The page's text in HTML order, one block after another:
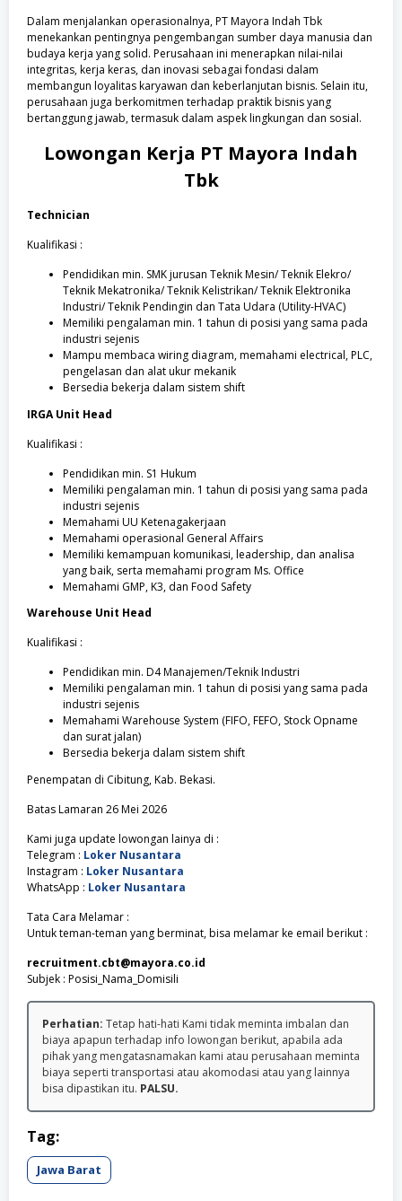
Dalam menjalankan operasionalnya, PT Mayora Indah Tbk
menekankan pentingnya pengembangan sumber daya manusia dan
budaya kerja yang solid. Perusahaan ini menerapkan nilai-nilai
integritas, kerja keras, dan inovasi sebagai fondasi dalam
membangun loyalitas karyawan dan keberlanjutan bisnis. Selain itu,
perusahaan juga berkomitmen terhadap praktik bisnis yang
bertanggung jawab, termasuk dalam aspek lingkungan dan sosial.
Lowongan Kerja PT Mayora Indah
Tbk
Technician
Kualifikasi :
Pendidikan min. SMK jurusan Teknik Mesin/ Teknik Elekro/
Teknik Mekatronika/ Teknik Kelistrikan/ Teknik Elektronika
Industri/ Teknik Pendingin dan Tata Udara (Utility-HVAC)
Memiliki pengalaman min. 1 tahun di posisi yang sama pada
industri sejenis
Mampu membaca wiring diagram, memahami electrical, PLC,
pengelasan dan alat ukur mekanik
Bersedia bekerja dalam sistem shift
IRGA Unit Head
Kualifikasi :
Pendidikan min. S1 Hukum
Memiliki pengalaman min. 1 tahun di posisi yang sama pada
industri sejenis
Memahami UU Ketenagakerjaan
Memahami operasional General Affairs
Memiliki kemampuan komunikasi, leadership, dan analisa
yang baik, serta memahami program Ms. Office
Memahami GMP, K3, dan Food Safety
Warehouse Unit Head
Kualifikasi :
Pendidikan min. D4 Manajemen/Teknik Industri
Memiliki pengalaman min. 1 tahun di posisi yang sama pada
industri sejenis
Memahami Warehouse System (FIFO, FEFO, Stock Opname
dan surat jalan)
Bersedia bekerja dalam sistem shift
Penempatan di Cibitung, Kab. Bekasi.
Batas Lamaran 26 Mei 2026
Kami juga update lowongan lainya di :
Telegram : Loker Nusantara
Instagram : Loker Nusantara
WhatsApp : Loker Nusantara
Tata Cara Melamar :
Untuk teman-teman yang berminat, bisa melamar ke email berikut :
recruitment.cbt@mayora.co.id
Subjek : Posisi_Nama_Domisili
Perhatian: Tetap hati-hati Kami tidak meminta imbalan dan
biaya apapun terhadap info lowongan berikut, apabila ada
pihak yang mengatasnamakan kami atau perusahaan meminta
biaya seperti transportasi atau akomodasi atau yang lainnya
bisa dipastikan itu. PALSU.
Tag:
Jawa Barat